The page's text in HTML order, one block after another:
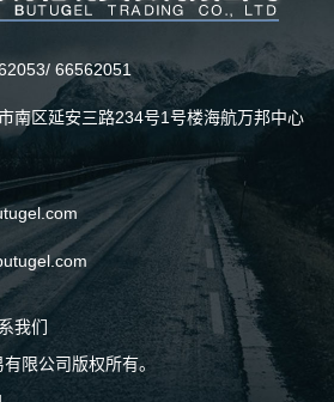
/ 66562051
南区延安三路234号1号楼海航万邦中心
我们
限公司版权所有。